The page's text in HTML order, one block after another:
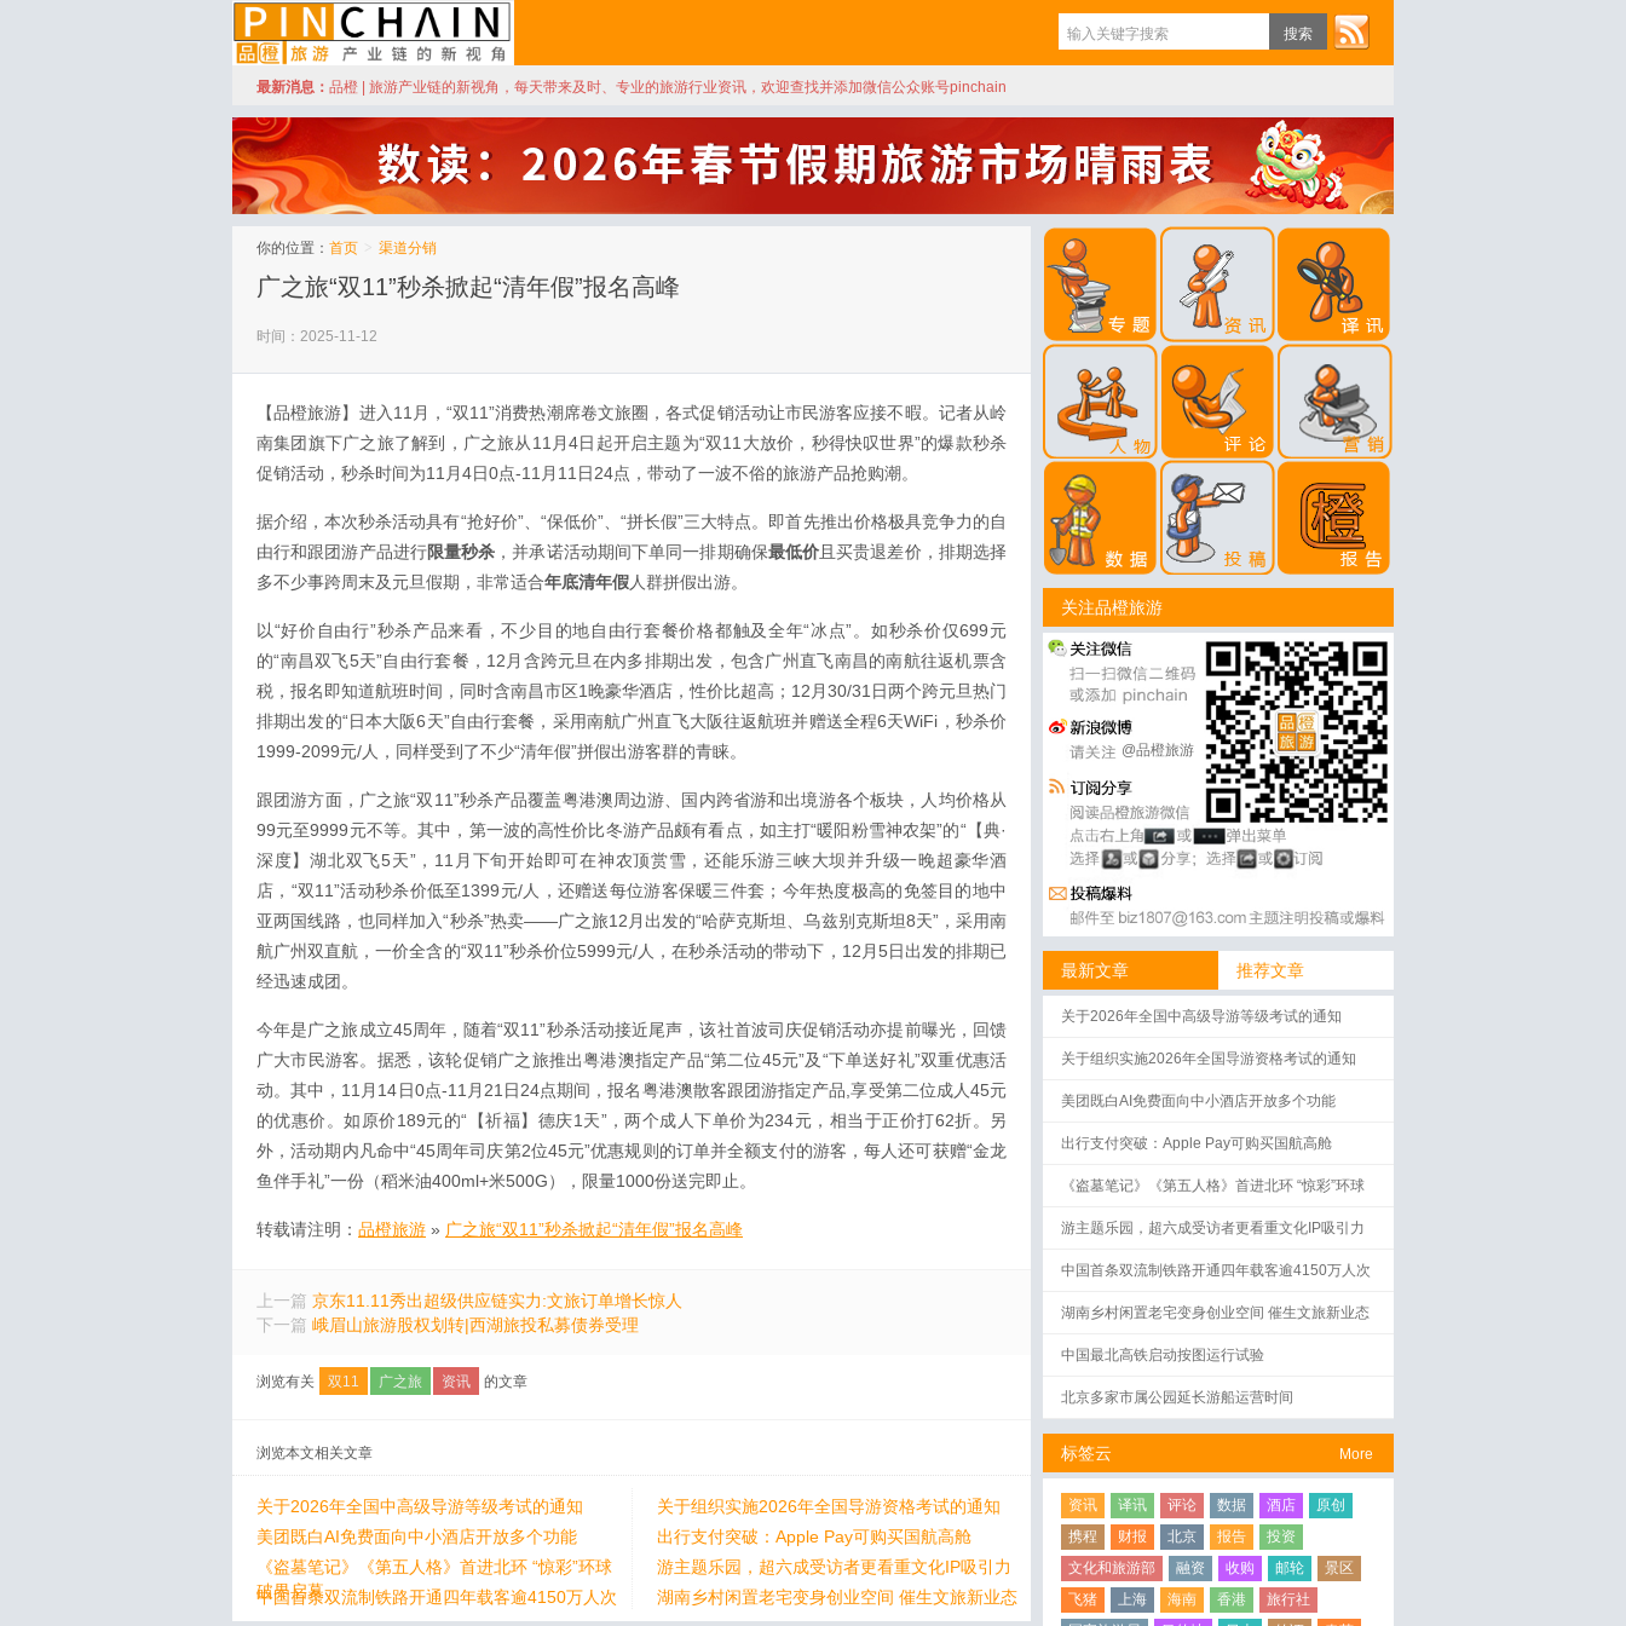
品橙旅游
最新消息： 品橙 | 旅游产业链的新视角，每天带来及时、专业的旅游行业资讯，欢迎查找并添加微信公众账号pinchain
你的位置： 首页 > 渠道分销
广之旅“双11”秒杀掀起“清年假”报名高峰
时间：2025-11-12
【品橙旅游】进入11月，“双11”消费热潮席卷文旅圈，各式促销活动让市民游客应接不暇。记者从岭
南集团旗下广之旅了解到，广之旅从11月4日起开启主题为“双11大放价，秒得快叹世界”的爆款秒杀
促销活动，秒杀时间为11月4日0点-11月11日24点，带动了一波不俗的旅游产品抢购潮。
据介绍，本次秒杀活动具有“抢好价”、“保低价”、“拼长假”三大特点。即首先推出价格极具竞争力的自
由行和跟团游产品进行限量秒杀 ，并承诺活动期间下单同一排期确保最低价 且买贵退差价，排期选择
多不少事跨周末及元旦假期，非常适合年底清年假人群拼假出游。
以“好价自由行”秒杀产品来看，不少目的地自由行套餐价格都触及全年“冰点”。如秒杀价仅699元
的“南昌双飞5天”自由行套餐，12月含跨元旦在内多排期出发，包含广州直飞南昌的南航往返机票含
税，报名即知道航班时间，同时含南昌市区1晚豪华酒店，性价比超高；12月30/31日两个跨元旦热门
排期出发的“日本大阪6天”自由行套餐，采用南航广州直飞大阪往返航班并赠送全程6天WiFi，秒杀价
1999-2099元/人，同样受到了不少“清年假”拼假出游客群的青睐。
跟团游方面，广之旅“双11”秒杀产品覆盖粤港澳周边游、国内跨省游和出境游各个板块，人均价格从
99元至9999元不等。其中，第一波的高性价比冬游产品颇有看点，如主打“暖阳粉雪神农架”的“【典·
深度】湖北双飞5天”，11月下旬开始即可在神农顶赏雪，还能乐游三峡大坝并升级一晚超豪华酒
店，“双11”活动秒杀价低至1399元/人，还赠送每位游客保暖三件套；今年热度极高的免签目的地中
亚两国线路，也同样加入“秒杀”热卖——广之旅12月出发的“哈萨克斯坦、乌兹别克斯坦8天”，采用南
航广州双直航，一价全含的“双11”秒杀价位5999元/人，在秒杀活动的带动下，12月5日出发的排期已
经迅速成团。
今年是广之旅成立45周年，随着“双11”秒杀活动接近尾声，该社首波司庆促销活动亦提前曝光，回馈
广大市民游客。据悉，该轮促销广之旅推出粤港澳指定产品“第二位45元”及“下单送好礼”双重优惠活
动。其中，11月14日0点-11月21日24点期间，报名粤港澳散客跟团游指定产品,享受第二位成人45元
的优惠价。如原价189元的“【祈福】德庆1天”，两个成人下单价为234元，相当于正价打62折。另
外，活动期内凡命中“45周年司庆第2位45元”优惠规则的订单并全额支付的游客，每人还可获赠“金龙
鱼伴手礼”一份（稻米油400ml+米500G），限量1000份送完即止。
转载请注明： 品橙旅游 » 广之旅“双11”秒杀掀起“清年假”报名高峰
上一篇 京东11.11秀出超级供应链实力:文旅订单增长惊人
下一篇 峨眉山旅游股权划转|西湖旅投私募债券受理
浏览有关 双11 广之旅 资讯 的文章
浏览本文相关文章
关于2026年全国中高级导游等级考试的通知
关于组织实施2026年全国导游资格考试的通知
美团既白AI免费面向中小酒店开放多个功能
出行支付突破：Apple Pay可购买国航高舱
《盗墓笔记》《第五人格》首进北环 “惊彩”环球
破界启幕
游主题乐园，超六成受访者更看重文化IP吸引力
中国首条双流制铁路开通四年载客逾4150万人次
湖南乡村闲置老宅变身创业空间 催生文旅新业态
关注品橙旅游
@品橙旅游
最新文章 推荐文章
关于2026年全国中高级导游等级考试的通知
关于组织实施2026年全国导游资格考试的通知
美团既白AI免费面向中小酒店开放多个功能
出行支付突破：Apple Pay可购买国航高舱
《盗墓笔记》《第五人格》首进北环 “惊彩”环球
游主题乐园，超六成受访者更看重文化IP吸引力
中国首条双流制铁路开通四年载客逾4150万人次
湖南乡村闲置老宅变身创业空间 催生文旅新业态
中国最北高铁启动按图运行试验
北京多家市属公园延长游船运营时间
More
标签云
资讯 译讯 评论 数据 酒店
原创
携程
财报 北京 报告
投资
文化和旅游部
融资 收购 邮轮
景区
飞猪
上海 海南 香港
旅行社